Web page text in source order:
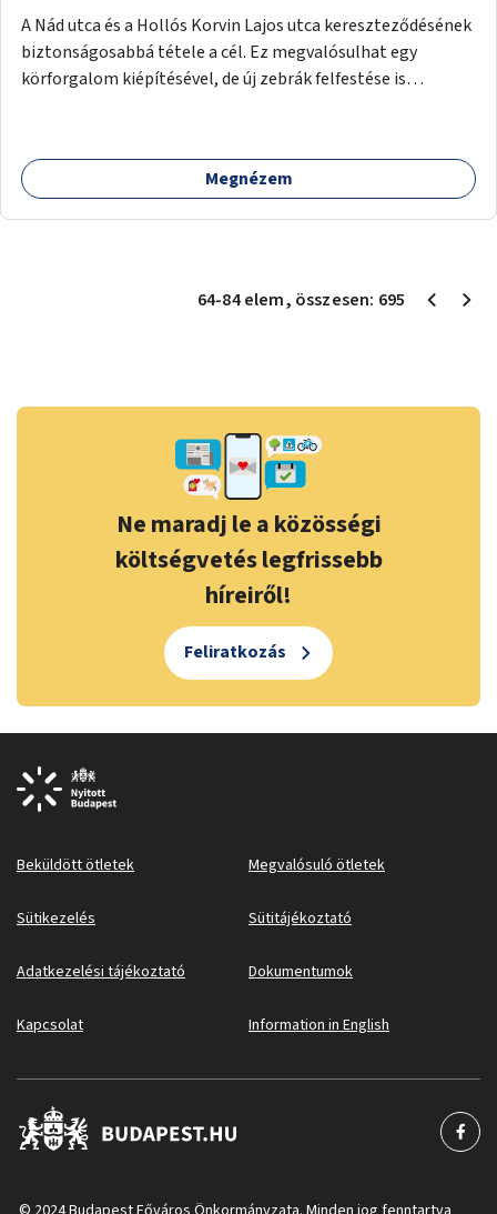
A Nád utca és a Hollós Korvin Lajos utca kereszteződésének
biztonságosabbá tétele a cél. Ez megvalósulhat egy
körforgalom kiépítésével, de új zebrák felfestése is
Megnézem
64-84elem, összesen: 695
Ne maradj le a közösségi
költségvetés legfrissebb
híreiről!
Feliratkozás
Beküldött ötletek Megvalósuló ötletek
Sütikezelés Sütitájékoztató
Adatkezelési tájékoztató Dokumentumok
Kapcsolat Information in English